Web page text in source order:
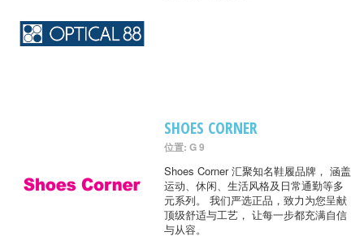
SHOES CORNER
位置: G 9
Shoes Corner 汇聚知名鞋履品牌， 涵盖
运动、休闲、生活风格及日常通勤等多
元系列。 我们严选正品，致力为您呈献
顶级舒适与工艺， 让每一步都充满自信
与从容。